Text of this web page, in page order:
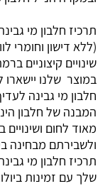
תרכיז חלבון מי
(ללא דישון וחומרי
במוצר שלנו יישארו
חלבון מי גבינה
המבנה של חלבון
מאוד לחום
ולשבירתם מבחינה
תרכיז חלבון מי
שלך עם זמינות